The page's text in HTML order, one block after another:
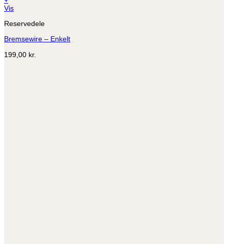
Dette
har
varianter.
kan
Vis
Reservedele
Bremsewire – Enkelt
199,00 kr.